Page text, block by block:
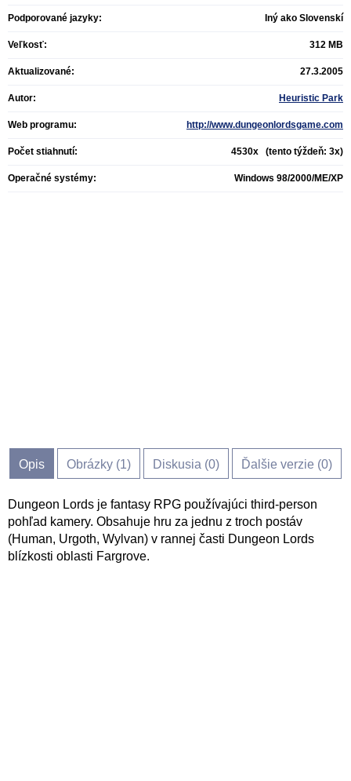
Podporované jazyky: Iný ako Slovenskí
Veľkosť: 312 MB
Aktualizované: 27.3.2005
Autor: Heuristic Park
Web programu: http://www.dungeonlordsgame.com
Počet stiahnutí: 4530x (tento týždeň: 3x)
Operačné systémy: Windows 98/2000/ME/XP
Opis Obrázky (1) Diskusia (0) Ďalšie verzie (0)
Dungeon Lords je fantasy RPG používajúci third-person
pohľad kamery. Obsahuje hru za jednu z troch postáv
(Human, Urgoth, Wylvan) v rannej časti Dungeon Lords
blízkosti oblasti Fargrove.